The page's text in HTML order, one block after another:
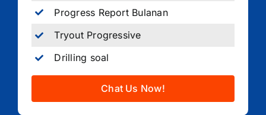
Progress Report Bulanan
Tryout Progressive
Drilling soal
Chat Us Now!